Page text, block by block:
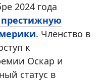
2024 года
. Членство в
к
Оскар и
статус в